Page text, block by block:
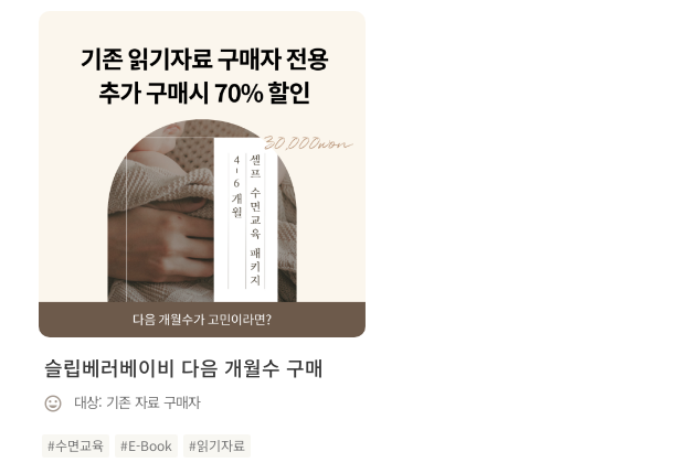
슬립베러베이비 다음 개월수 구매
대상: 기존 자료 구매자
#수면교육 #E-Book #읽기자료